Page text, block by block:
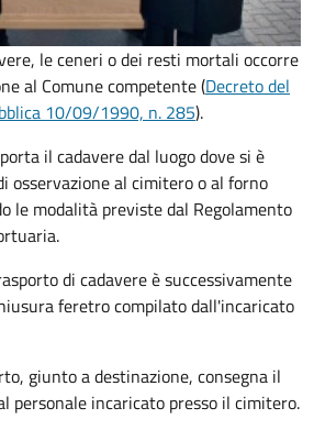
le ceneri o dei resti mortali occorre
al Comune competente (Decreto del
10/09/1990, n. 285).
il cadavere dal luogo dove si è
osservazione al cimitero o al forno
le modalità previste dal Regolamento
di cadavere è successivamente
feretro compilato dall'incaricato
giunto a destinazione, consegna il
personale incaricato presso il cimitero.